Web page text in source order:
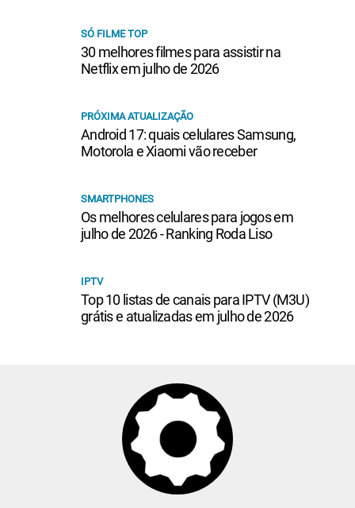
SÓ FILME TOP
30 melhores filmes para assistir na
Netflix em julho de 2026
PRÓXIMA ATUALIZAÇÃO
Android 17: quais celulares Samsung,
Motorola e Xiaomi vão receber
SMARTPHONES
Os melhores celulares para jogos em
julho de 2026 - Ranking Roda Liso
IPTV
Top 10 listas de canais para IPTV (M3U)
grátis e atualizadas em julho de 2026